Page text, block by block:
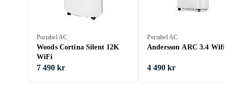
Portabel AC
Woods Cortina Silent 12K
WiFi
7 490 kr
Portabel AC
Andersson ARC 3.4 Wifi
4 490 kr